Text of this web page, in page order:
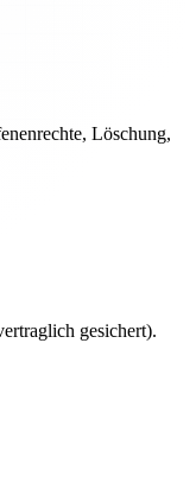
Löschung,
gesichert).